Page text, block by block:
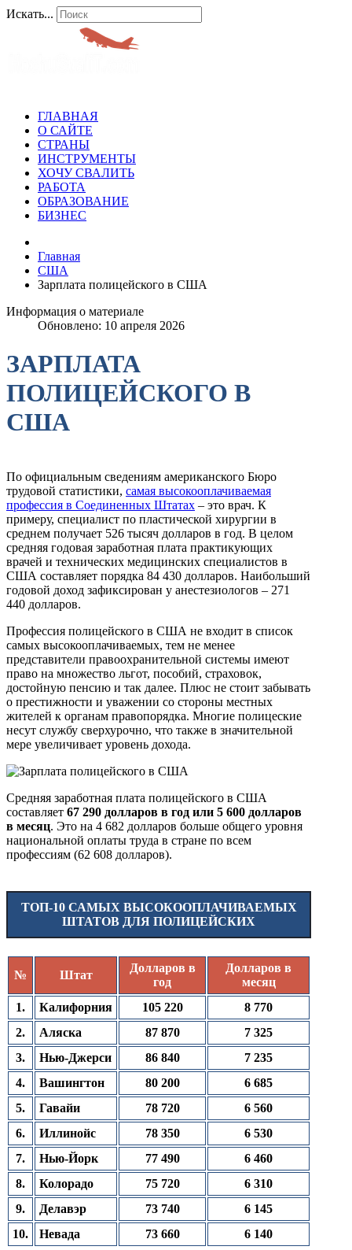
Искать...
ГЛАВНАЯ
О САЙТЕ
СТРАНЫ
ИНСТРУМЕНТЫ
ХОЧУ СВАЛИТЬ
РАБОТА
ОБРАЗОВАНИЕ
БИЗНЕС
Главная
США
Зарплата полицейского в США
Информация о материале
Обновлено: 10 апреля 2026
ЗАРПЛАТА
ПОЛИЦЕЙСКОГО В
США
По официальным сведениям американского Бюро
трудовой статистики, самая высокооплачиваемая
профессия в Соединенных Штатах – это врач. К
примеру, специалист по пластической хирургии в
среднем получает 526 тысяч долларов в год. В целом
средняя годовая заработная плата практикующих
врачей и технических медицинских специалистов в
США составляет порядка 84 430 долларов. Наибольший
годовой доход зафиксирован у анестезиологов – 271
440 долларов.
Профессия полицейского в США не входит в список
самых высокооплачиваемых, тем не менее
представители правоохранительной системы имеют
право на множество льгот, пособий, страховок,
достойную пенсию и так далее. Плюс не стоит забывать
о престижности и уважении со стороны местных
жителей к органам правопорядка. Многие полицеские
несут службу сверхурочно, что также в значительной
мере увеличивает уровень дохода.
Средняя заработная плата полицейского в США
составляет 67 290 долларов в год или 5 600 долларов
в месяц. Это на 4 682 долларов больше общего уровня
национальной оплаты труда в стране по всем
профессиям (62 608 долларов).
ТОП-10 САМЫХ ВЫСОКООПЛАЧИВАЕМЫХ
ШТАТОВ ДЛЯ ПОЛИЦЕЙСКИХ
№ Штат
Долларов в
год
Долларов в
месяц
1.
Калифорния 105 220
8 770
2.
Аляска 87 870
7 325
3.
Нью-Джерси 86 840
7 235
4.
Вашингтон 80 200
6 685
5.
Гавайи 78 720
6 560
6.
Иллинойс 78 350
6 530
7.
Нью-Йорк 77 490
6 460
8.
Колорадо 75 720
6 310
9.
Делавэр 73 740
6 145
10.
Невада 73 660 6 140